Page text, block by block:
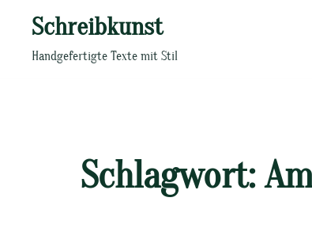
springen
Schreibkunst
Handgefertigte Texte mit Stil
Schlagwort: